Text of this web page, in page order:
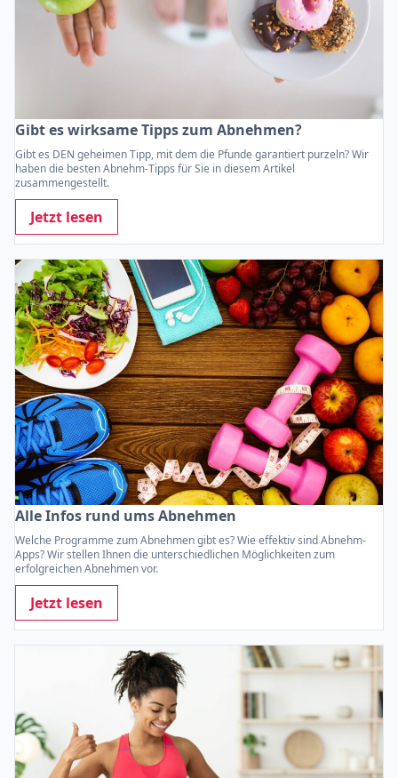
Gibt es wirksame Tipps zum Abnehmen?
Gibt es DEN geheimen Tipp, mit dem die Pfunde garantiert purzeln? Wir
haben die besten Abnehm-Tipps für Sie in diesem Artikel
zusammengestellt.
Jetzt lesen
Alle Infos rund ums Abnehmen
Welche Programme zum Abnehmen gibt es? Wie effektiv sind Abnehm-
Apps? Wir stellen Ihnen die unterschiedlichen Möglichkeiten zum
erfolgreichen Abnehmen vor.
Jetzt lesen